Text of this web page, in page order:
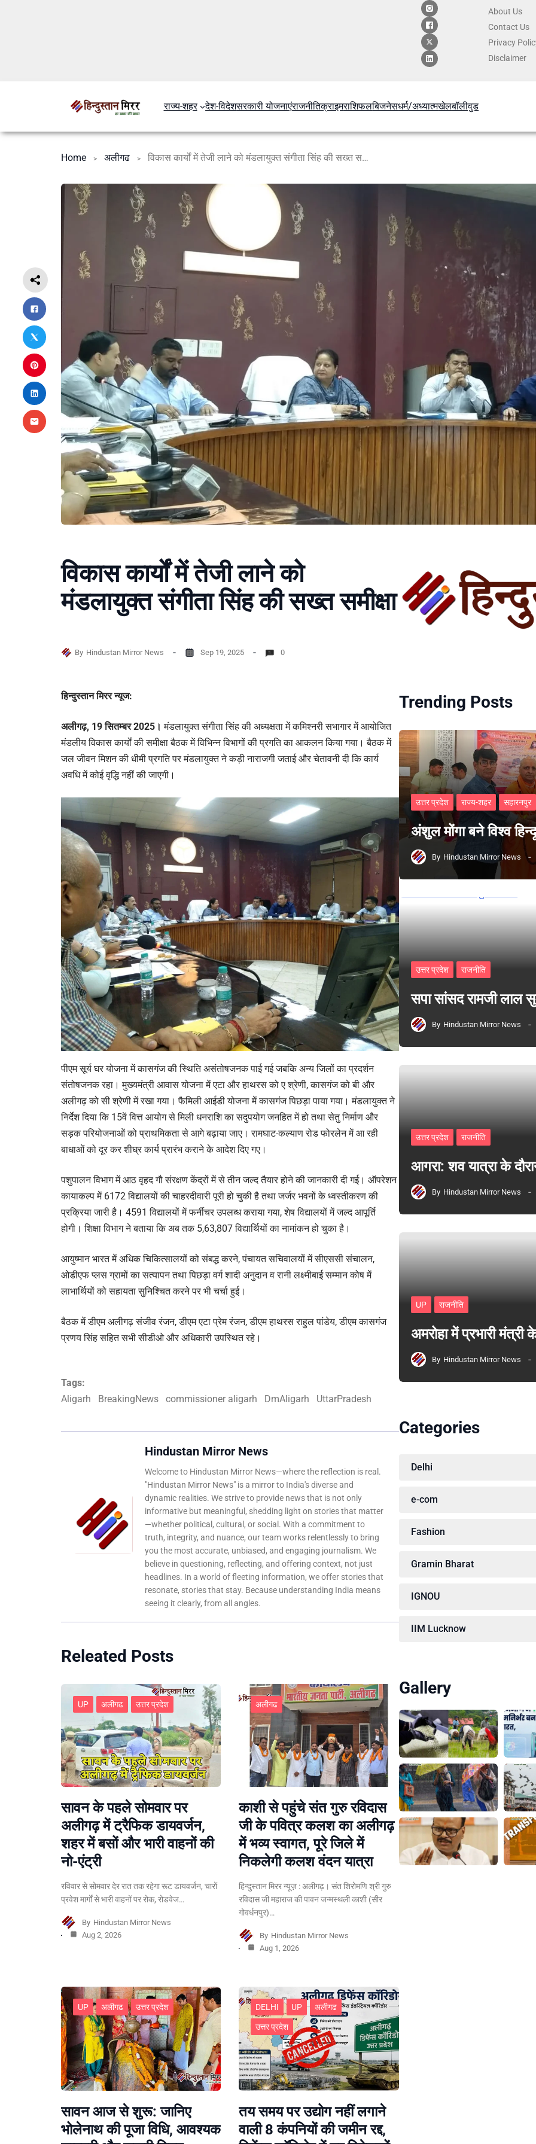
About Us
Contact Us
Privacy
Disclaimer
राज्य-शहर देश-विदेशसरकारी योजनाएंराजनीतिक्राइमराशिफलबिजनेसधर्म/अध्यात्मखेलबॉलीवुड
Home अलीगढ विकास कार्यों में तेजी लाने को मंडलायुक्त संगीता सिंह की सख्त समीक्षा
विकास कार्यों में तेजी लाने को
मंडलायुक्त संगीता सिंह की सख्त समीक्षा
By Hindustan Mirror News Sep 19, 2025 0
हिन्दुस्तान मिरर न्यूज:
अलीगढ़, 19 सितम्बर 2025। मंडलायुक्त संगीता सिंह की अध्यक्षता में कमिश्नरी सभागार में आयोजित
मंडलीय विकास कार्यों की समीक्षा बैठक में विभिन्न विभागों की प्रगति का आकलन किया गया। बैठक में
जल जीवन मिशन की धीमी प्रगति पर मंडलायुक्त ने कड़ी नाराजगी जताई और चेतावनी दी कि कार्य
अवधि में कोई वृद्धि नहीं की जाएगी।
पीएम सूर्य घर योजना में कासगंज की स्थिति असंतोषजनक पाई गई जबकि अन्य जिलों का प्रदर्शन
संतोषजनक रहा। मुख्यमंत्री आवास योजना में एटा और हाथरस को ए श्रेणी, कासगंज को बी और
अलीगढ़ को सी श्रेणी में रखा गया। फैमिली आईडी योजना में कासगंज पिछड़ा पाया गया। मंडलायुक्त ने
निर्देश दिया कि 15वें वित्त आयोग से मिली धनराशि का सदुपयोग जनहित में हो तथा सेतु निर्माण और
सड़क परियोजनाओं को प्राथमिकता से आगे बढ़ाया जाए। रामघाट-कल्याण रोड फोरलेन में आ रही
बाधाओं को दूर कर शीघ्र कार्य प्रारंभ कराने के आदेश दिए गए।
पशुपालन विभाग में आठ वृहद गौ संरक्षण केंद्रों में से तीन जल्द तैयार होने की जानकारी दी गई। ऑपरेशन
कायाकल्प में 6172 विद्यालयों की चाहरदीवारी पूरी हो चुकी है तथा जर्जर भवनों के ध्वस्तीकरण की
प्रक्रिया जारी है। 4591 विद्यालयों में फर्नीचर उपलब्ध कराया गया, शेष विद्यालयों में जल्द आपूर्ति
होगी। शिक्षा विभाग ने बताया कि अब तक 5,63,807 विद्यार्थियों का नामांकन हो चुका है।
आयुष्मान भारत में अधिक चिकित्सालयों को संबद्ध करने, पंचायत सचिवालयों में सीएससी संचालन,
ओडीएफ प्लस ग्रामों का सत्यापन तथा पिछड़ा वर्ग शादी अनुदान व रानी लक्ष्मीबाई सम्मान कोष में
लाभार्थियों को सहायता सुनिश्चित करने पर भी चर्चा हुई।
बैठक में डीएम अलीगढ़ संजीव रंजन, डीएम एटा प्रेम रंजन, डीएम हाथरस राहुल पांडेय, डीएम कासगंज
प्रणय सिंह सहित सभी सीडीओ और अधिकारी उपस्थित रहे।
Tags:
Aligarh
BreakingNews commissioner aligarh DmAligarh UttarPradesh
Hindustan Mirror News
Welcome to Hindustan Mirror News—where the reflection is real.
"Hindustan Mirror News" is a mirror to India's diverse and
dynamic realities. We strive to provide news that is not only
informative but meaningful, shedding light on stories that matter
—whether political, cultural, or social. With a commitment to
truth, integrity, and nuance, our team works relentlessly to bring
you the most accurate, unbiased, and engaging journalism. We
believe in questioning, reflecting, and offering context, not just
headlines. In a world of fleeting information, we offer stories that
resonate, stories that stay. Because understanding India means
seeing it clearly, from all angles.
Releated Posts
UP अलीगढ उत्तर प्रदेश
सावन के पहले सोमवार पर
अलीगढ़ में ट्रैफिक डायवर्जन,
शहर में बसों और भारी वाहनों की
नो-एंट्री
रविवार से सोमवार देर रात तक रहेगा रूट डायवर्जन, चारों
प्रवेश मार्गों से भारी वाहनों पर रोक, रोडवेज…
By Hindustan Mirror News
Aug 2, 2026
अलीगढ
काशी से पहुंचे संत गुरु रविदास
जी के पवित्र कलश का अलीगढ़
में भव्य स्वागत, पूरे जिले में
निकलेगी कलश वंदन यात्रा
हिन्दुस्तान मिरर न्यूज़ : अलीगढ़। संत शिरोमणि श्री गुरु
रविदास जी महाराज की पावन जन्मस्थली काशी (सीर
गोवर्धनपुर)…
By Hindustan Mirror News
Aug 1, 2026
UP अलीगढ उत्तर प्रदेश
सावन आज से शुरू: जानिए
भोलेनाथ की पूजा विधि, आवश्यक
DELHI UP अलीगढ
उत्तर प्रदेश
तय समय पर उद्योग नहीं लगाने
वाली 8 कंपनियों की जमीन रद्द,
Trending Posts
उत्तर प्रदेश राज्य-शहर सहारनपुर
अंशुल मोंगा बने विश्व
By Hindustan Mirror News
उत्तर प्रदेश राजनीति
सपा सांसद रामजी लाल
By Hindustan Mirror News
उत्तर प्रदेश राजनीति
आगरा: शव यात्रा के
By Hindustan Mirror News
UP राजनीति
अमरोहा में प्रभारी
By Hindustan Mirror News
Categories
Delhi
e-com
Fashion
Gramin Bharat
IGNOU
IIM Lucknow
Gallery